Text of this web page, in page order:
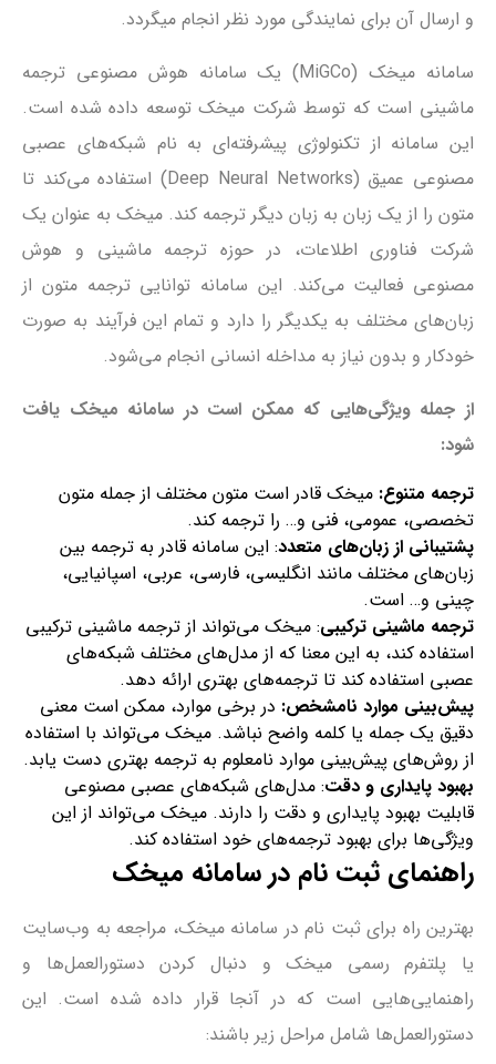
و ارسال آن برای نمایندگی مورد نظر انجام میگردد.
سامانه میخک (MiGCo) یک سامانه هوش مصنوعی ترجمه
ماشینی است که توسط شرکت میخک توسعه داده شده است.
این سامانه از تکنولوژی پیشرفته‌ای به نام شبکه‌های عصبی
مصنوعی عمیق (Deep Neural Networks) استفاده می‌کند تا
متون را از یک زبان به زبان دیگر ترجمه کند. میخک به عنوان یک
شرکت فناوری اطلاعات، در حوزه ترجمه ماشینی و هوش
مصنوعی فعالیت می‌کند. این سامانه توانایی ترجمه متون از
زبان‌های مختلف به یکدیگر را دارد و تمام این فرآیند به صورت
خودکار و بدون نیاز به مداخله انسانی انجام می‌شود.
از جمله ویژگی‌هایی که ممکن است در سامانه میخک یافت
شود:
ترجمه متنوع: میخک قادر است متون مختلف از جمله متون
تخصصی، عمومی، فنی و… را ترجمه کند.
پشتیبانی از زبان‌های متعدد: این سامانه قادر به ترجمه بین
زبان‌های مختلف مانند انگلیسی، فارسی، عربی، اسپانیایی،
چینی و… است.
ترجمه ماشینی ترکیبی: میخک می‌تواند از ترجمه ماشینی ترکیبی
استفاده کند، به این معنا که از مدل‌های مختلف شبکه‌های
عصبی استفاده کند تا ترجمه‌های بهتری ارائه دهد.
پیش‌بینی موارد نامشخص: در برخی موارد، ممکن است معنی
دقیق یک جمله یا کلمه واضح نباشد. میخک می‌تواند با استفاده
از روش‌های پیش‌بینی موارد نامعلوم به ترجمه بهتری دست یابد.
بهبود پایداری و دقت: مدل‌های شبکه‌های عصبی مصنوعی
قابلیت بهبود پایداری و دقت را دارند. میخک می‌تواند از این
ویژگی‌ها برای بهبود ترجمه‌های خود استفاده کند.
راهنمای ثبت نام در سامانه میخک
بهترین راه برای ثبت نام در سامانه میخک، مراجعه به وب‌سایت
یا پلتفرم رسمی میخک و دنبال کردن دستورالعمل‌ها و
راهنمایی‌هایی است که در آنجا قرار داده شده است. این
دستورالعمل‌ها شامل مراحل زیر باشند: